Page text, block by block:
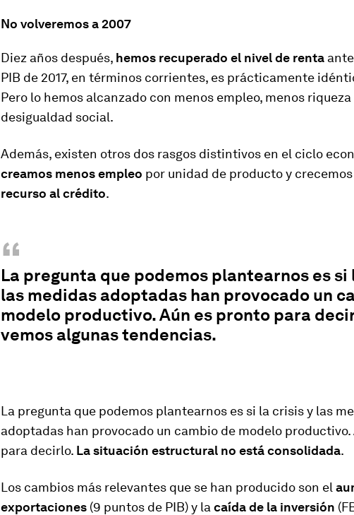
No volveremos a 2007
Diez años después, hemos recuperado el nivel de renta
PIB de 2017, en términos corrientes, es prácticamente
Pero lo hemos alcanzado con menos empleo, menos riqueza
desigualdad social.
Además, existen otros dos rasgos distintivos en el ciclo
creamos menos empleo por unidad de producto y crecemos
recurso al crédito.
“
La pregunta que podemos plantearnos es si
las medidas adoptadas han provocado un
modelo productivo. Aún es pronto para
vemos algunas tendencias.
La pregunta que podemos plantearnos es si la crisis y las
adoptadas han provocado un cambio de modelo
para decirlo. La situación​ ​estructural no está consolidada.
Los cambios más relevantes que se han producido​ ​son el
exportaciones (9 puntos de​ ​PIB) y la caída de la inversión